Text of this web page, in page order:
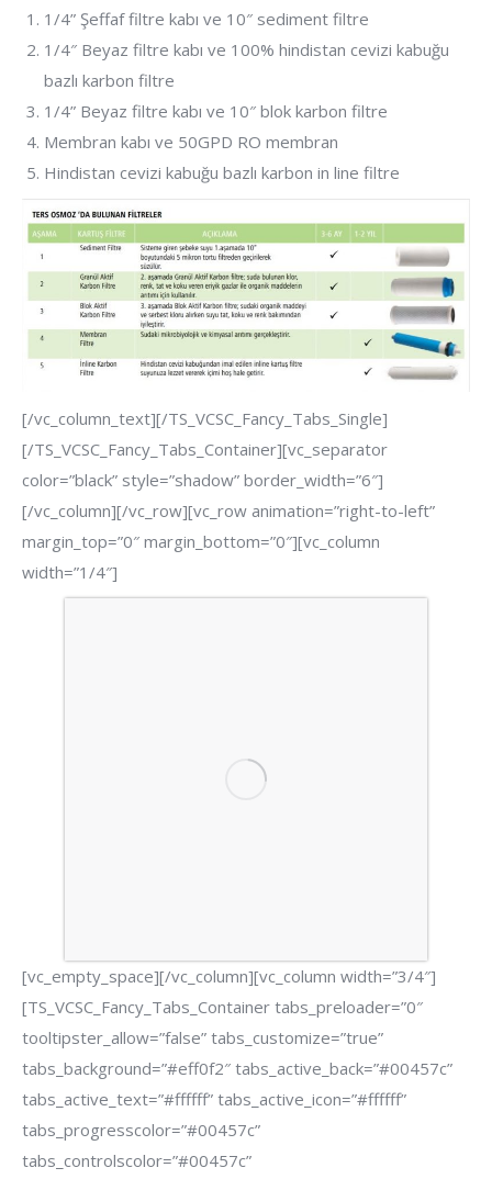
1/4” Şeffaf filtre kabı ve 10″ sediment filtre
1/4″ Beyaz filtre kabı ve 100% hindistan cevizi kabuğu
bazlı karbon filtre
1/4” Beyaz filtre kabı ve 10″ blok karbon filtre
Membran kabı ve 50GPD RO membran
Hindistan cevizi kabuğu bazlı karbon in line filtre
[/vc_column_text][/TS_VCSC_Fancy_Tabs_Single]
[/TS_VCSC_Fancy_Tabs_Container][vc_separator
color=”black” style=”shadow” border_width=”6″]
[/vc_column][/vc_row][vc_row animation=”right-to-left”
margin_top=”0″ margin_bottom=”0″][vc_column
width=”1/4″]
[vc_empty_space][/vc_column][vc_column width=”3/4″]
[TS_VCSC_Fancy_Tabs_Container tabs_preloader=”0″
tooltipster_allow=”false” tabs_customize=”true”
tabs_background=”#eff0f2″ tabs_active_back=”#00457c”
tabs_active_text=”#ffffff” tabs_active_icon=”#ffffff”
tabs_progresscolor=”#00457c”
tabs_controlscolor=”#00457c”